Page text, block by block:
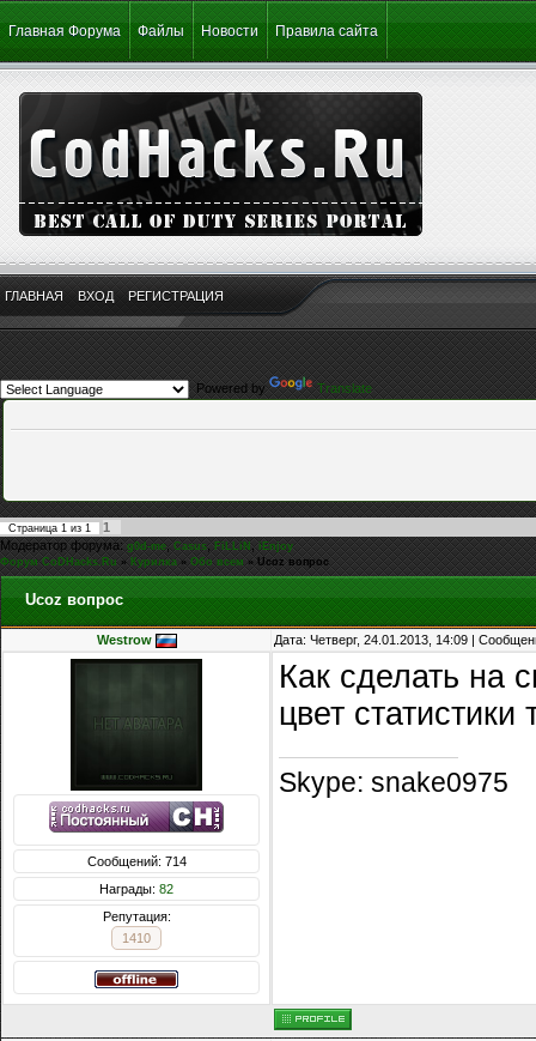
Главная Форума Файлы Новости Правила сайта
ГЛАВНАЯ ВХОД РЕГИСТРАЦИЯ
Powered by Translate
Страница 1 из 1
1
Модератор форума:g0d-me,Casus, FiLLiN,iEnjoy
Форум CoDHacks.Ru » Курилка » Обо всем » Ucoz вопрос
Ucoz вопрос
Westrow Дата: Четверг, 24.01.2013, 14:09 |
Сообщений: 714
Награды: 82
Репутация:
1410
Как сделать на
цвет статистики
Skype: snake0975